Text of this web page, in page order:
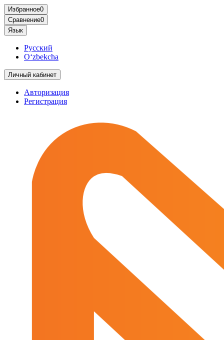
Избранное0
Сравнение0
Язык
Русский
O‘zbekcha
Личный кабинет
Авторизация
Регистрация